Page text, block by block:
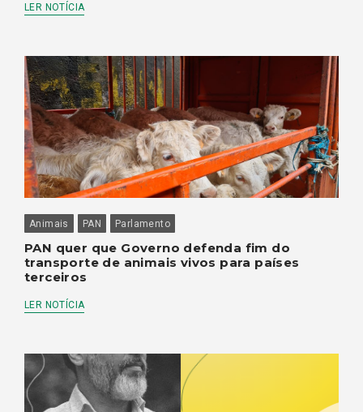
LER NOTÍCIA
Animais PAN Parlamento
PAN quer que Governo defenda fim do
transporte de animais vivos para países
terceiros
LER NOTÍCIA